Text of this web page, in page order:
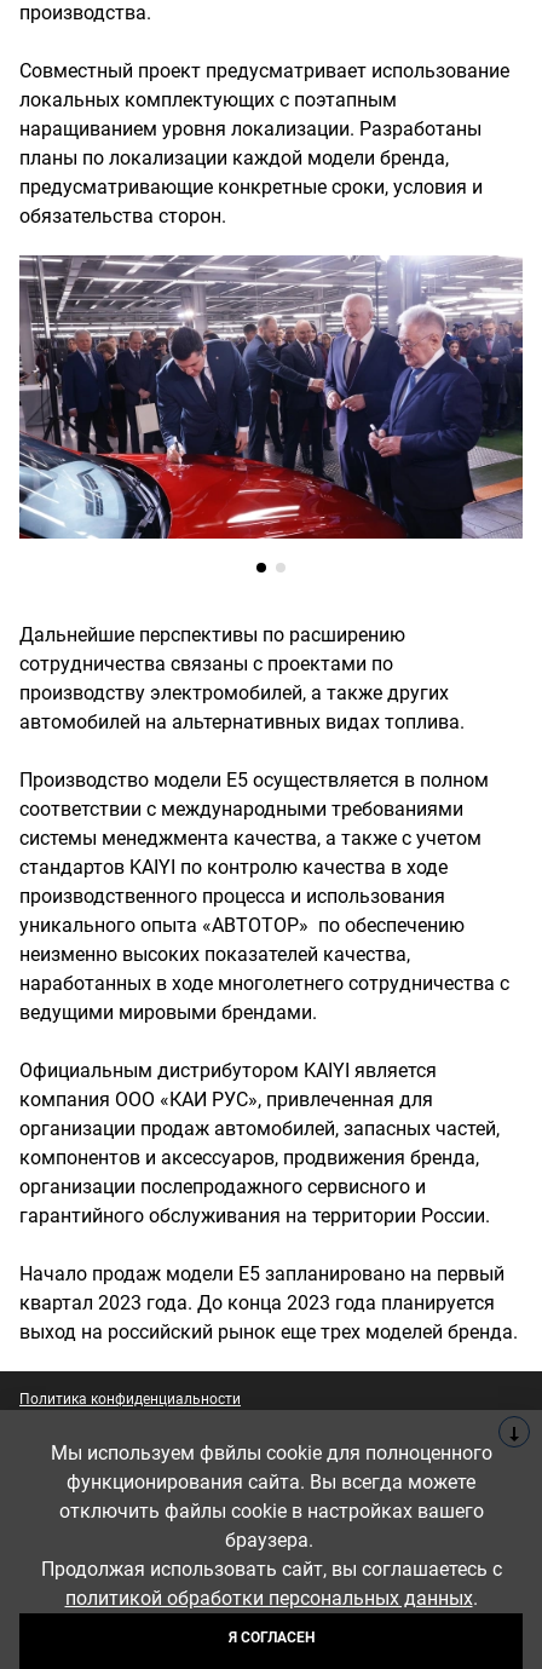
производства.
Совместный проект предусматривает использование
локальных комплектующих с поэтапным
наращиванием уровня локализации. Разработаны
планы по локализации каждой модели бренда,
предусматривающие конкретные сроки, условия и
обязательства сторон.
Дальнейшие перспективы по расширению
сотрудничества связаны с проектами по
производству электромобилей, а также других
автомобилей на альтернативных видах топлива.
Производство модели E5 осуществляется в полном
соответствии с международными требованиями
системы менеджмента качества, а также с учетом
стандартов KAIYI по контролю качества в ходе
производственного процесса и использования
уникального опыта «АВТОТОР» по обеспечению
неизменно высоких показателей качества,
наработанных в ходе многолетнего сотрудничества с
ведущими мировыми брендами.
Официальным дистрибутором KAIYI является
компания ООО «КАИ РУС», привлеченная для
организации продаж автомобилей, запасных частей,
компонентов и аксессуаров, продвижения бренда,
организации послепродажного сервисного и
гарантийного обслуживания на территории России.
Начало продаж модели E5 запланировано на первый
квартал 2023 года. До конца 2023 года планируется
выход на российский рынок еще трех моделей бренда.
Политика конфиденциальности
Если вы заинтересованы в нашей модели, пожалуйста, свяжитесь с
нами для получения последней и точной информации.
Вся представленная на сайте информация, касающаяся стоимости
информационный характер и не является публичной офертой,
На нашем сайте используются файлы cookies,
помогающие сделать его удобнее для вас. Продолжая
пользоваться сайтом, вы соглашаетесь на их
использование.
СОГЛАСИТЬСЯ
Мы используем фвйлы cookie для полноценного
функционирования сайта. Вы всегда можете
отключить файлы cookie в настройках вашего
браузера.
Продолжая использовать сайт, вы соглашаетесь с
политикой обработки персональных данных.
Я СОГЛАСЕН